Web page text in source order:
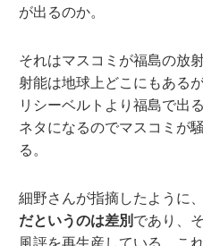
が出るのか。
それはマスコミが福島の放
射能は地球上どこにもある
リシーベルトより福島で出
ネタになるのでマスコミが
る。
細野さんが指摘したように、
だというのは差別 であり、
風評を再生産している。こ